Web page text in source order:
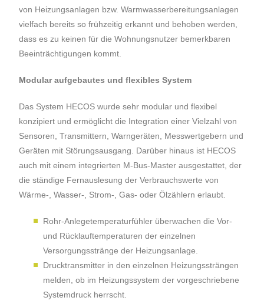
von Heizungsanlagen bzw. Warmwasserbereitungsanlagen
vielfach bereits so frühzeitig erkannt und behoben werden,
dass es zu keinen für die Wohnungsnutzer bemerkbaren
Beeinträchtigungen kommt.
Modular aufgebautes und flexibles System
Das System HECOS wurde sehr modular und flexibel
konzipiert und ermöglicht die Integration einer Vielzahl von
Sensoren, Transmittern, Warngeräten, Messwertgebern und
Geräten mit Störungsausgang. Darüber hinaus ist HECOS
auch mit einem integrierten M-Bus-Master ausgestattet, der
die ständige Fernauslesung der Verbrauchswerte von
Wärme-, Wasser-, Strom-, Gas- oder Ölzählern erlaubt.
Rohr-Anlegetemperaturfühler überwachen die Vor-
und Rücklauftemperaturen der einzelnen
Versorgungsstränge der Heizungsanlage.
Drucktransmitter in den einzelnen Heizungssträngen
melden, ob im Heizungssystem der vorgeschriebene
Systemdruck herrscht.